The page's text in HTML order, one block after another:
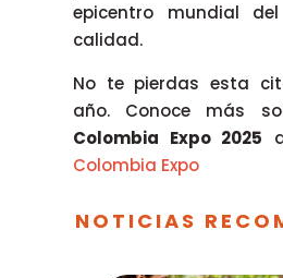
epicentro mundial
calidad.
No te pierdas esta
año. Conoce más
Colombia Expo 2025
Colombia Expo
NOTICIAS